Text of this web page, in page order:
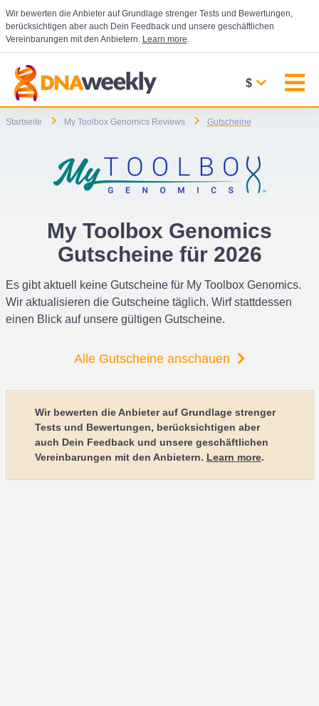
Wir bewerten die Anbieter auf Grundlage strenger Tests und Bewertungen,
berücksichtigen aber auch Dein Feedback und unsere geschäftlichen
Vereinbarungen mit den Anbietern. Learn more.
$
Startseite My Toolbox Genomics Reviews Gutscheine
My Toolbox Genomics
Gutscheine für 2026
Es gibt aktuell keine Gutscheine für My Toolbox Genomics.
Wir aktualisieren die Gutscheine täglich. Wirf stattdessen
einen Blick auf unsere gültigen Gutscheine.
Alle Gutscheine anschauen
Wir bewerten die Anbieter auf Grundlage strenger
Tests und Bewertungen, berücksichtigen aber
auch Dein Feedback und unsere geschäftlichen
Vereinbarungen mit den Anbietern. Learn more.